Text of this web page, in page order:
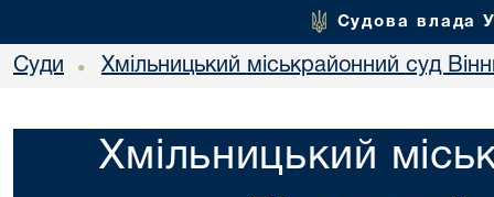
Судова влада
Суди • Хмільницький міськрайонний суд
Хмільницький